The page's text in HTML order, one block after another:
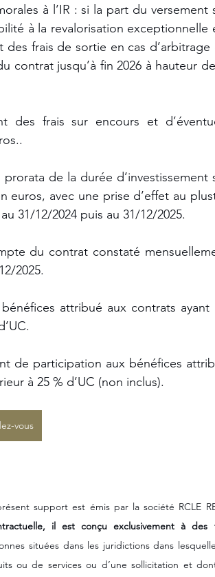
à l’IR : si la part du versement
à la revalorisation exceptionnelle
des frais de sortie en cas d’arbitrage
contrat jusqu’à fin 2026 à hauteur
des frais sur encours et
de la durée d’investissement
euros, avec une prise d’effet au
31/12/2024 puis au 31/12/2025.
du contrat constaté
2025.
attribué aux contrats ayant
de participation aux bénéfices
à 25 % d’UC (non inclus).
vous
support est émis par la société RCLE
il est conçu exclusivement à des
situées dans les juridictions dans
ou de services ou d’une sollicitation et